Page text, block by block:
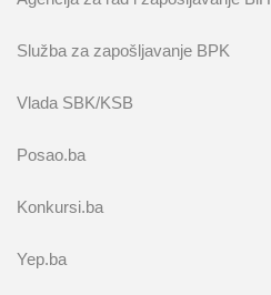
Služba za zapošljavanje BPK
Vlada SBK/KSB
Posao.ba
Konkursi.ba
Yep.ba